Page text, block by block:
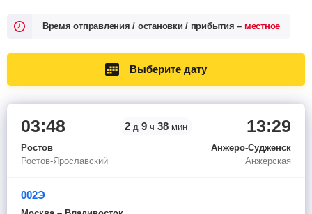
Время отправления / остановки / прибытия – местное
Выберите дату
03:48
Ростов
Ростов-Ярославский
2 д 9 ч 38 мин 13:29
Анжеро-Судженск
Анжерская
002Э